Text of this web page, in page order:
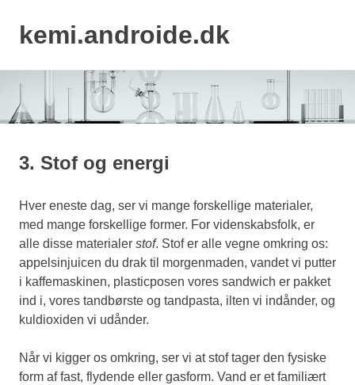
content
kemi.androide.dk
3. Stof og energi
Hver eneste dag, ser vi mange forskellige materialer,
med mange forskellige former. For videnskabsfolk, er
alle disse materialer stof. Stof er alle vegne omkring os:
appelsinjuicen du drak til morgenmaden, vandet vi putter
i kaffemaskinen, plasticposen vores sandwich er pakket
ind i, vores tandbørste og tandpasta, ilten vi indånder, og
kuldioxiden vi udånder.
Når vi kigger os omkring, ser vi at stof tager den fysiske
form af fast, flydende eller gasform. Vand er et familiært